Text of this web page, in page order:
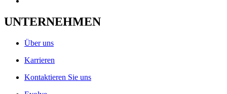
UNTERNEHMEN
Über uns
Karrieren
Kontaktieren Sie uns